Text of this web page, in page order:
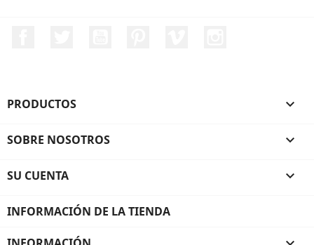
PRODUCTOS 
SOBRE NOSOTROS 
SU CUENTA 
INFORMACIÓN DE LA TIENDA